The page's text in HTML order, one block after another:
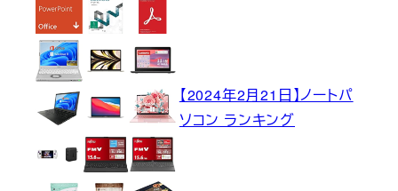
【2024年2月21日】ノートパ
ソコン ランキング